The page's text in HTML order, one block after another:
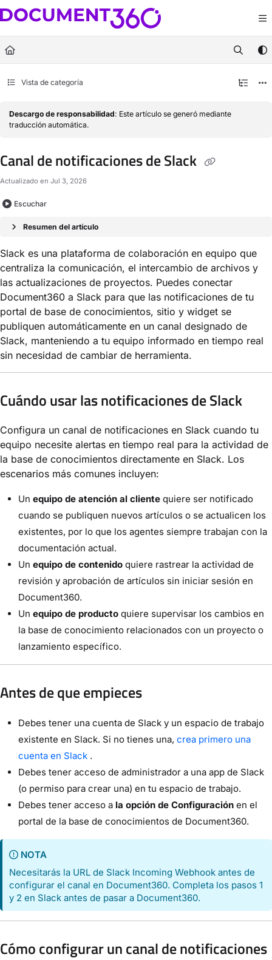
Documentation Index
Fetch the complete documentation index at:https://docs.document360.com/
Use this file to discover all available pages before exploring further.
Vista de categoría
Descargo de responsabilidad: Este artículo se generó mediante
traducción automática.
Canal de notificaciones de Slack
Actualizado en Jul 3, 2026
Escuchar
Resumen del artículo
Slack es una plataforma de colaboración en equipo que
centraliza la comunicación, el intercambio de archivos y
las actualizaciones de proyectos. Puedes conectar
Document360 a Slack para que las notificaciones de tu
portal de base de conocimientos, sitio y widget se
publiquen automáticamente en un canal designado de
Slack, manteniendo a tu equipo informado en tiempo real
sin necesidad de cambiar de herramienta.
Cuándo usar las notificaciones de Slack
Configura un canal de notificaciones en Slack cuando tu
equipo necesite alertas en tiempo real para la actividad de
la base de conocimientos directamente en Slack. Los
escenarios más comunes incluyen:
Un equipo de atención al cliente quiere ser notificado
cuando se publiquen nuevos artículos o se actualicen los
existentes, por lo que los agentes siempre trabajan con la
documentación actual.
Un equipo de contenido quiere rastrear la actividad de
revisión y aprobación de artículos sin iniciar sesión en
Document360.
Un equipo de producto quiere supervisar los cambios en
la base de conocimiento relacionados con un proyecto o
lanzamiento específico.
Antes de que empieces
Debes tener una cuenta de Slack y un espacio de trabajo
existente en Slack. Si no tienes una, crea primero una
cuenta en Slack .
Debes tener acceso de administrador a una app de Slack
(o permiso para crear una) en tu espacio de trabajo.
Debes tener acceso a la opción de Configuración en el
portal de la base de conocimientos de Document360.
NOTA
Necesitarás la URL de Slack Incoming Webhook antes de
configurar el canal en Document360. Completa los pasos 1
y 2 en Slack antes de pasar a Document360.
Cómo configurar un canal de notificaciones